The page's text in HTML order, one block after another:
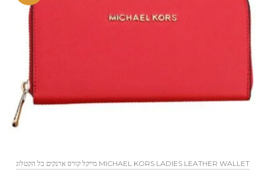
MICHAEL KORS LADIES LEATHER WALLET מייקל קורס ארנקים כל הקטלוג